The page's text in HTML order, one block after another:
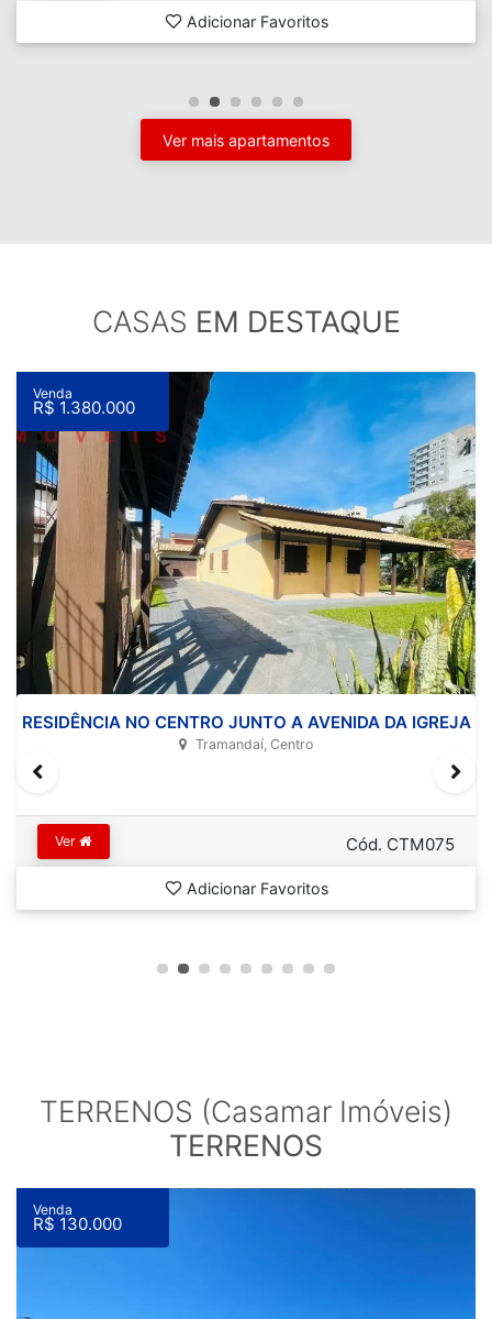
Adicionar Favoritos
Ver mais apartamentos
CASAS EM DESTAQUE
RESIDÊNCIA NO CENTRO JUNTO A AVENIDA DA IGREJA
Tramandaí, Centro
Venda
R$ 1.380.000
Ver Cód. CTM075
Adicionar Favoritos
TERRENOS (Casamar Imóveis)
TERRENOS
Venda
R$ 130.000